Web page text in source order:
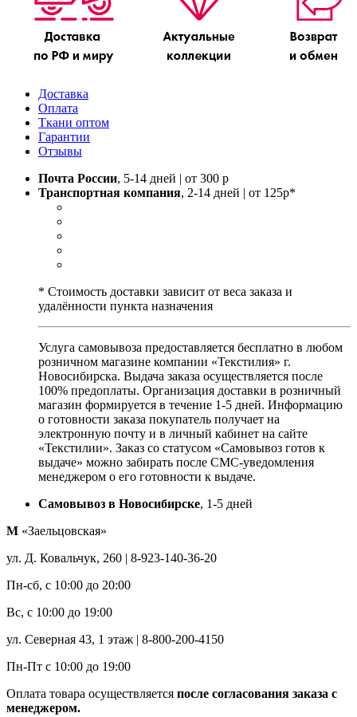
Доставка
Оплата
Ткани оптом
Гарантии
Отзывы
Почта России, 5-14 дней | от 300 р
Транспортная компания, 2-14 дней | от 125р*
* Стоимость доставки зависит от веса заказа и
удалённости пункта назначения
Услуга самовывоза предоставляется бесплатно в любом
розничном магазине компании «Текстилия» г.
Новосибирска. Выдача заказа осуществляется после
100% предоплаты. Организация доставки в розничный
магазин формируется в течение 1-5 дней. Информацию
о готовности заказа покупатель получает на
электронную почту и в личный кабинет на сайте
«Текстилии». Заказ со статусом «Самовывоз готов к
выдаче» можно забирать после СМС-уведомления
менеджером о его готовности к выдаче.
Самовывоз в Новосибирске, 1-5 дней
М «Заельцовская»
ул. Д. Ковальчук, 260 | 8-923-140-36-20
Пн-сб, с 10:00 до 20:00
Вс, с 10:00 до 19:00
ул. Северная 43, 1 этаж | 8-800-200-4150
Пн-Пт с 10:00 до 19:00
Оплата товара осуществляется после согласования заказа с
менеджером.